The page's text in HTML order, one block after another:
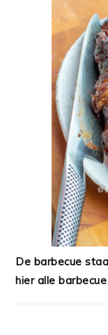
De barbecue
hier alle